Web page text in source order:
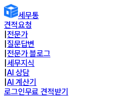
세무통
견적요청
전문가
질문답변
전문가 블로그
세무지식
AI 상담
AI 계산기
로그인무료 견적받기